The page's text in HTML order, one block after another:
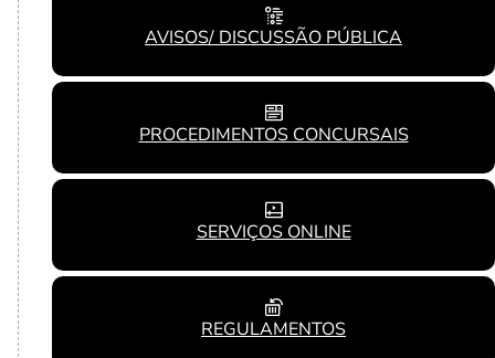
AVISOS/ DISCUSSÃO PÚBLICA
PROCEDIMENTOS CONCURSAIS
SERVIÇOS ONLINE
REGULAMENTOS